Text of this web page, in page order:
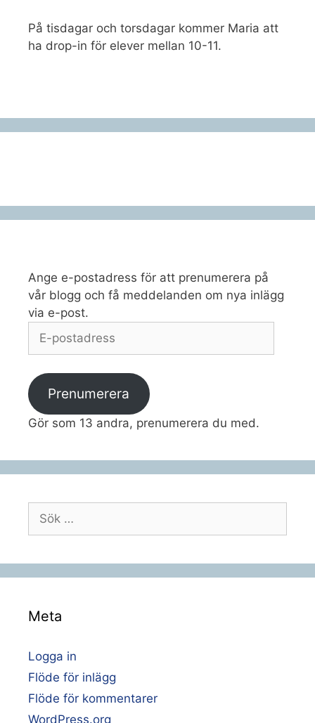
På tisdagar och torsdagar kommer Maria att
ha drop-in för elever mellan 10-11.
Ange e-postadress för att prenumerera på
vår blogg och få meddelanden om nya inlägg
via e-post.
postadress
Prenumerera
Gör som 13 andra, prenumerera du med.
Sök
efter:
Meta
Logga in
Flöde för inlägg
Flöde för kommentarer
WordPress.org